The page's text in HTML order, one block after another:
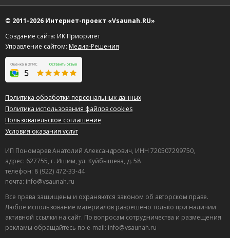
© 2011-2026 Интернет-проект «Vsaunah.RU»
Создание сайта: ИК Приоритет
Управление сайтом: Медиа-Решения
Политика обработки персональных данных
Политика использования файлов cookies
Пользовательское соглашение
Условия оказания услуг
ИП Пономарев Анатолий Александрович, ИНН 720507299750,
адрес: 627755, г. Ишим, ул. Куйбышева, д. 58
телефон: 8 (922) 472-33-44
почта: info@vsaunah.ru
Все права защищены и охраняются законом об авторском праве.
Любое использование материалов разрешено только при наличии
активной ссылки на сайт. По вопросам сотрудничества и размещения
рекламы обращайтесь по e-mail: info@vsaunah.ru